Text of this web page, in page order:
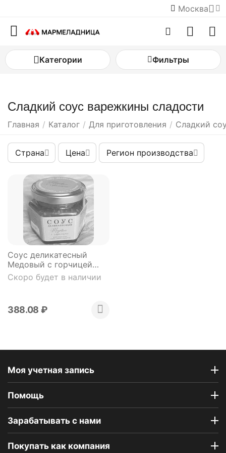
Москва
Категории Фильтры
Сладкий соус варежкины сладости
Главная / Каталог / Для приготовления / Сладкий
Страна Цена Регион производства
Соус деликатесный
Медовый с горчицей
Варежкины сладости
140г
Скоро будет в наличии
388.08 ₽
Моя учетная запись
Помощь
Зарабатывать с нами
Покупать как компания